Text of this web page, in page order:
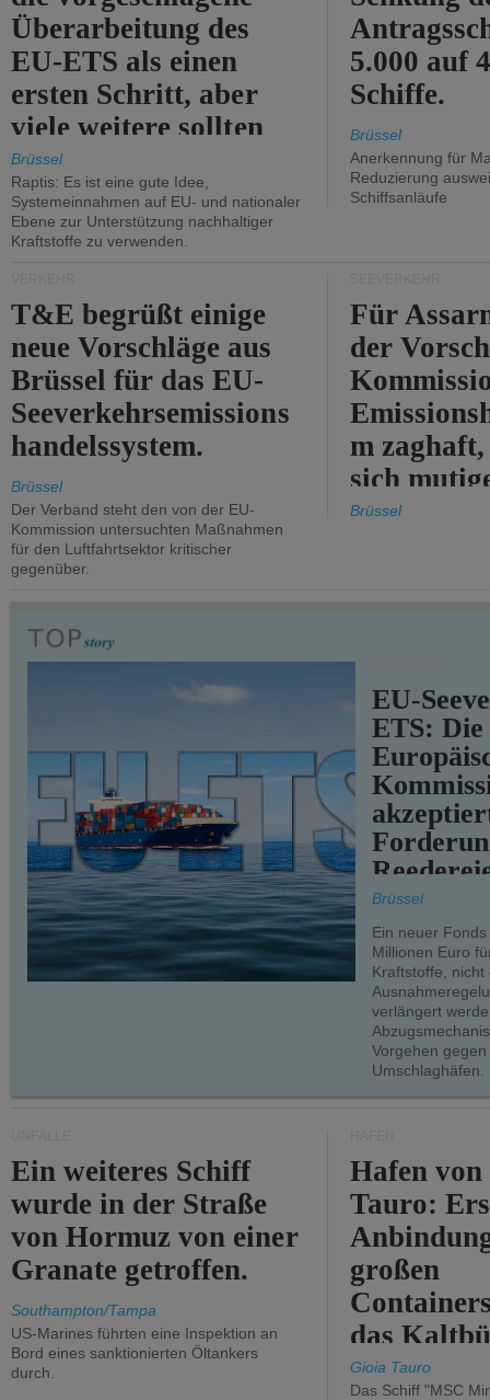
Überarbeitung des
EU-ETS als einen
ersten Schritt, aber
viele weitere sollten
folgen.
Brüssel
Raptis: Es ist eine gute Idee,
Systemeinnahmen auf EU- und nationaler
Ebene zur Unterstützung nachhaltiger
Kraftstoffe zu verwenden.
5.000 auf
Schiffe.
Brüssel
Anerkennung für
Reduzierung
Schiffsanläufe
T&E begrüßt einige
neue Vorschläge aus
Brüssel für das EU-
Seeverkehrsemissions
handelssystem.
Brüssel
Der Verband steht den von der EU-
Kommission untersuchten Maßnahmen
für den Luftfahrtsektor kritischer
gegenüber.
Für
der
m
sich
Brüssel
EU-
ETS: Die
teilweise.
Brüssel
Ein neuer
Millionen Euro
Kraftstoffe, nicht
verlängert
Vorgehen
Umschlaghäfen.
Ein weiteres Schiff
wurde in der Straße
von Hormuz von einer
Granate getroffen.
Southampton/Tampa
US-Marines führten eine Inspektion an
Bord eines sanktionierten Öltankers
durch.
Hafen
Tauro:
großen
das
Gioia Tauro
Das Schiff "MSC